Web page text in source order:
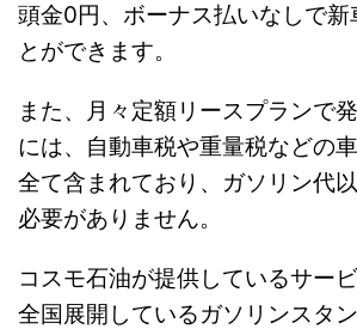
頭金0円、ボーナス払いなしで新
とができます。
また、月々定額リースプランで
には、自動車税や重量税などの
全て含まれており、ガソリン代
必要がありません。
コスモ石油が提供しているサー
全国展開しているガソリンスタ